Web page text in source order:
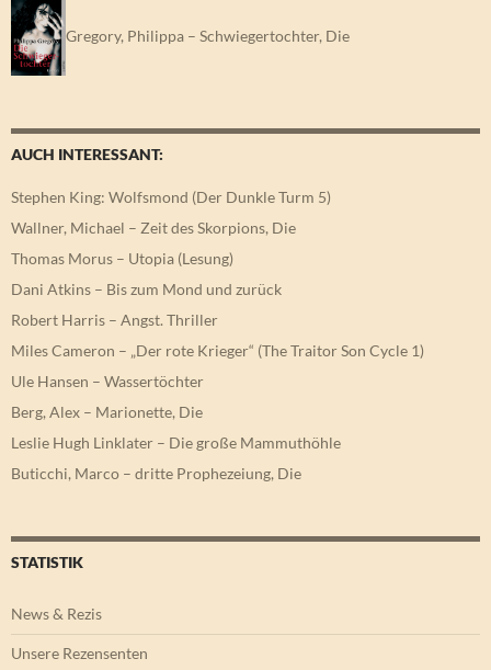
Gregory, Philippa – Schwiegertochter, Die
AUCH INTERESSANT:
Stephen King: Wolfsmond (Der Dunkle Turm 5)
Wallner, Michael – Zeit des Skorpions, Die
Thomas Morus – Utopia (Lesung)
Dani Atkins – Bis zum Mond und zurück
Robert Harris – Angst. Thriller
Miles Cameron – „Der rote Krieger“ (The Traitor Son Cycle 1)
Ule Hansen – Wassertöchter
Berg, Alex – Marionette, Die
Leslie Hugh Linklater – Die große Mammuthöhle
Buticchi, Marco – dritte Prophezeiung, Die
STATISTIK
News & Rezis
Unsere Rezensenten